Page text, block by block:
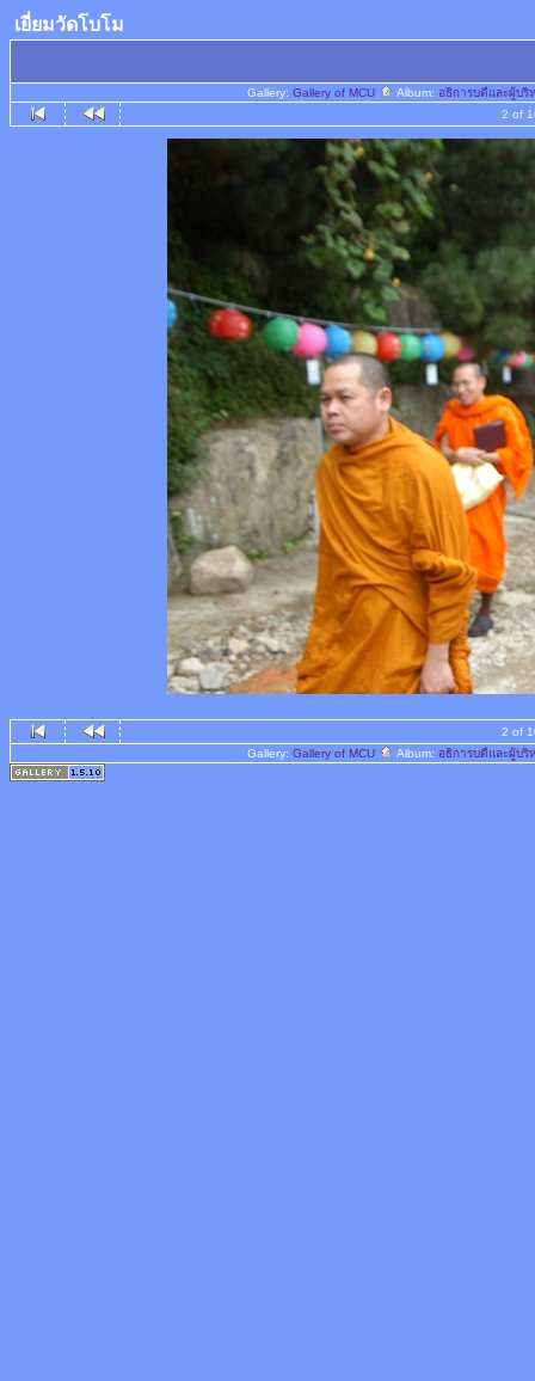
เยี่ยมวัดโบโม
Gallery: Gallery of MCU Album: อธิการบดีและผู้บ
2 of
2 of
Gallery: Gallery of MCU Album: อธิการบดีและผู้บ